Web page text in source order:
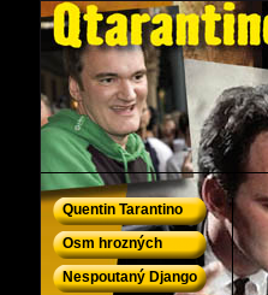
QTarantino.cz - Quentin Tarantino
Quentin Tarantino
Osm hrozných
Nespoutaný Django